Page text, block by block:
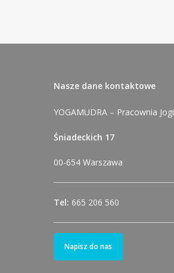
Nasze dane kontaktowe
YOGAMUDRA – Pracownia Jogi
Śniadeckich 17
00-654 Warszawa
Tel: 665 206 560
Napisz do nas